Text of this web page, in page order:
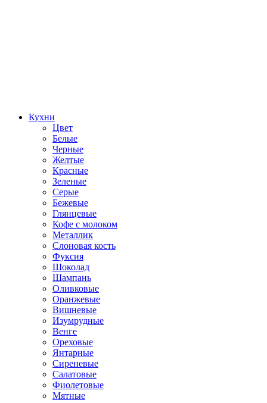
Кухни
Цвет
Белые
Черные
Желтые
Красные
Зеленые
Серые
Бежевые
Глянцевые
Кофе с молоком
Металлик
Слоновая кость
Фуксия
Шоколад
Шампань
Оливковые
Оранжевые
Вишневые
Изумрудные
Венге
Ореховые
Янтарные
Сиреневые
Салатовые
Фиолетовые
Мятные